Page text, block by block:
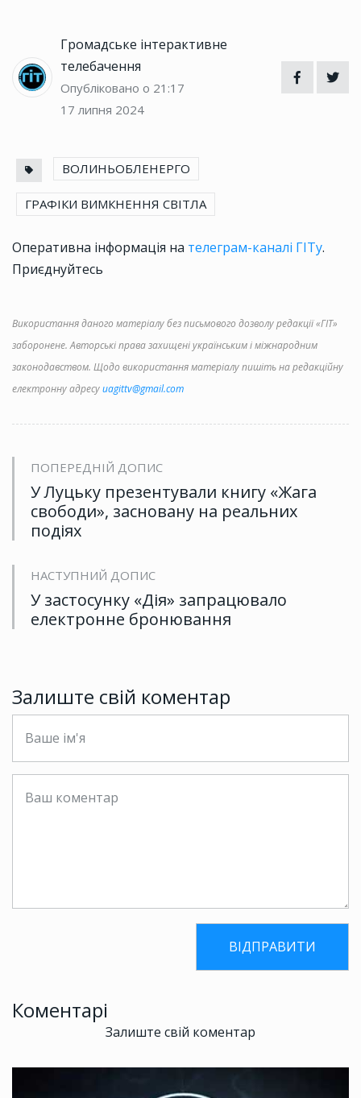
Громадське інтерактивне
телебачення
Опубліковано о 21:17
17 липня 2024
ВОЛИНЬОБЛЕНЕРГО
ГРАФІКИ ВИМКНЕННЯ СВІТЛА
Оперативна інформація на телеграм-каналі ГІТу.
Приєднуйтесь
Використання даного матеріалу без письмового дозволу редакції «ГІТ»
заборонене. Авторські права захищені українським і міжнародним
законодавством. Щодо використання матеріалу пишіть на редакційну
електронну адресуuagittv@gmail.com
ПОПЕРЕДНІЙ ДОПИС
У Луцьку презентували книгу «Жага
свободи», засновану на реальних
подіях
НАСТУПНИЙ ДОПИС
У застосунку «Дія» запрацювало
електронне бронювання
Залиште свій коментар
Коментарі
Залиште свій коментар